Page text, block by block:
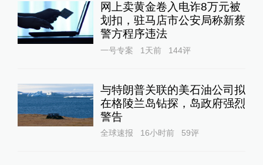
网上卖黄金卷入电诈8万元被
划扣，驻马店市公安局称新蔡
警方程序违法
一号专案 1天前 144评
与特朗普关联的美石油公司拟
在格陵兰岛钻探，岛政府强烈
警告
全球速报 16小时前 59评